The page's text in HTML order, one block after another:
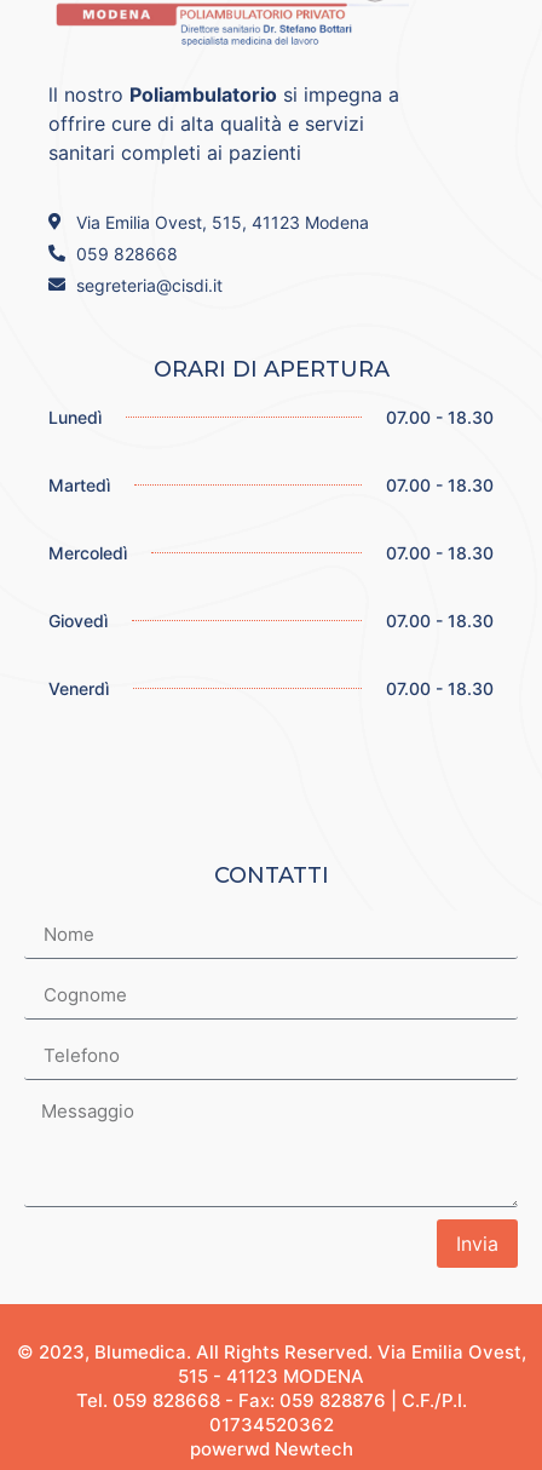
ll nostro Poliambulatorio si impegna a
offrire cure di alta qualità e servizi
sanitari completi ai pazienti
Via Emilia Ovest, 515, 41123 Modena
059 828668
segreteria@cisdi.it
ORARI DI APERTURA
Lunedì 07.00 - 18.30
Martedì 07.00 - 18.30
Mercoledì 07.00 - 18.30
Giovedì 07.00 - 18.30
Venerdì 07.00 - 18.30
CONTATTI
Invia
© 2023, Blumedica. All Rights Reserved. Via Emilia Ovest,
515 - 41123 MODENA
Tel. 059 828668 - Fax: 059 828876 | C.F./P.I.
01734520362
powerwd Newtech